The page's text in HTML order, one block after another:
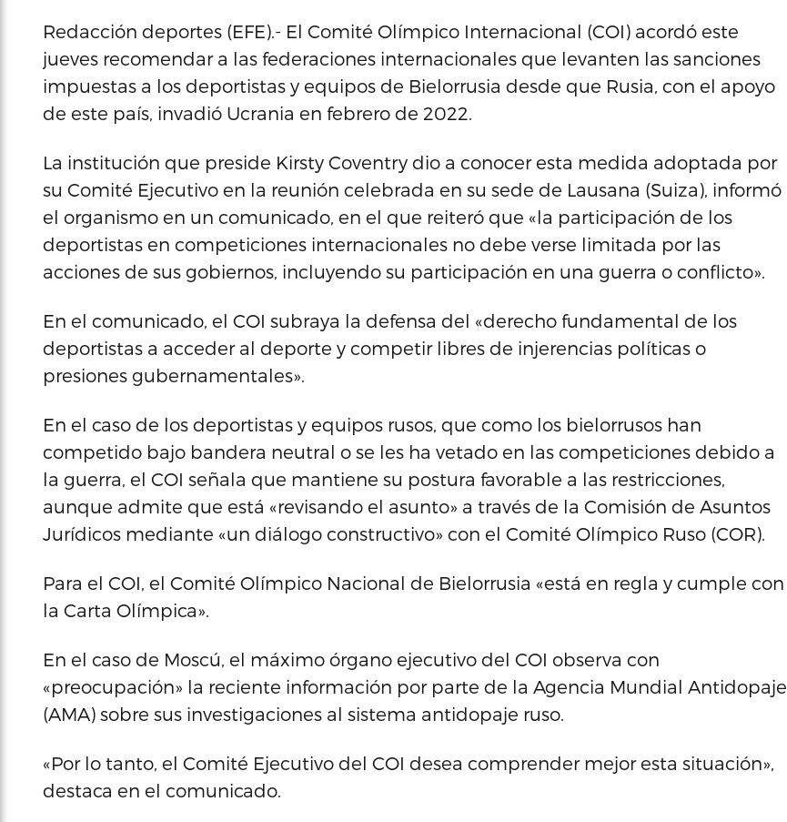
Redacción deportes (EFE).- El Comité Olímpico Internacional (COI) acordó este
jueves recomendar a las federaciones internacionales que levanten las sanciones
impuestas a los deportistas y equipos de Bielorrusia desde que Rusia, con el apoyo
de este país, invadió Ucrania en febrero de 2022.
La institución que preside Kirsty Coventry dio a conocer esta medida adoptada por
su Comité Ejecutivo en la reunión celebrada en su sede de Lausana (Suiza), informó
el organismo en un comunicado, en el que reiteró que «la participación de los
deportistas en competiciones internacionales no debe verse limitada por las
acciones de sus gobiernos, incluyendo su participación en una guerra o conflicto».
En el comunicado, el COI subraya la defensa del «derecho fundamental de los
deportistas a acceder al deporte y competir libres de injerencias políticas o
presiones gubernamentales».
En el caso de los deportistas y equipos rusos, que como los bielorrusos han
competido bajo bandera neutral o se les ha vetado en las competiciones debido a
la guerra, el COI señala que mantiene su postura favorable a las restricciones,
aunque admite que está «revisando el asunto» a través de la Comisión de Asuntos
Jurídicos mediante «un diálogo constructivo» con el Comité Olímpico Ruso (COR).
Para el COI, el Comité Olímpico Nacional de Bielorrusia «está en regla y cumple con
la Carta Olímpica».
En el caso de Moscú, el máximo órgano ejecutivo del COI observa con
«preocupación» la reciente información por parte de la Agencia Mundial Antidopaje
(AMA) sobre sus investigaciones al sistema antidopaje ruso.
«Por lo tanto, el Comité Ejecutivo del COI desea comprender mejor esta situación»,
destaca en el comunicado.